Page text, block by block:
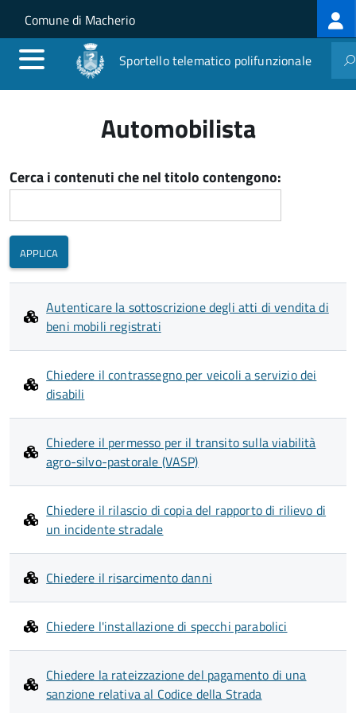
Salta al contenuto principale
Skip to site navigation
Comune di Macherio
Sportello telematico polifunzionale
Automobilista
Cerca i contenuti che nel titolo contengono:
Autenticare la sottoscrizione degli atti di vendita di
beni mobili registrati
Chiedere il contrassegno per veicoli a servizio dei
disabili
Chiedere il permesso per il transito sulla viabilità
agro-silvo-pastorale (VASP)
Chiedere il rilascio di copia del rapporto di rilievo di
un incidente stradale
Chiedere il risarcimento danni
Chiedere l'installazione di specchi parabolici
Chiedere la rateizzazione del pagamento di una
sanzione relativa al Codice della Strada